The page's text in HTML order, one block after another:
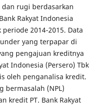
rugi berdasarkan
Rakyat Indonesia
2014-2015. Data
yang terpapar di
pengajuan kreditnya
Indonesia (Persero) Tbk
oleh penganalisa kredit.
bermasalah (NPL)
kredit PT. Bank Rakyat